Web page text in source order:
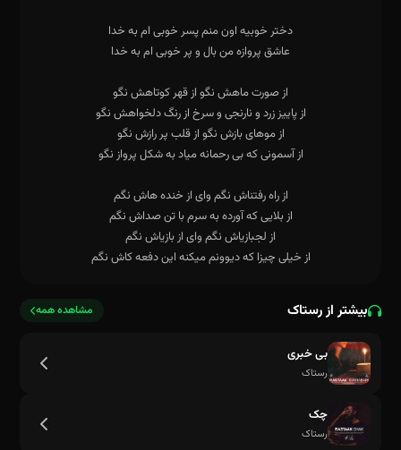
از خیلی چیزا که دیوونم میکنه این دفعه کاش نگم
بیشتر از رستاک مشاهده همه
بی خبری
رستاک
چک
رستاک